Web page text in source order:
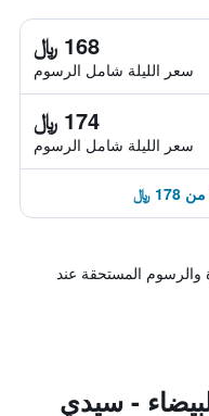
168 ﷼
سعر الليلة شامل الرسوم
174 ﷼
سعر الليلة شامل الرسوم
والرسوم المستحقة عند
- سيدي